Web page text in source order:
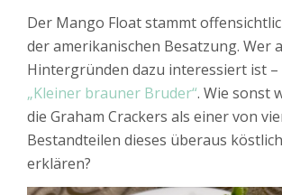
Der Mango Float stammt
der amerikanischen Besatzung. Wer
Hintergründen dazu interessiert ist
„Kleiner brauner Bruder“. Wie sonst
die Graham Crackers als einer von
Bestandteilen dieses überaus
erklären?